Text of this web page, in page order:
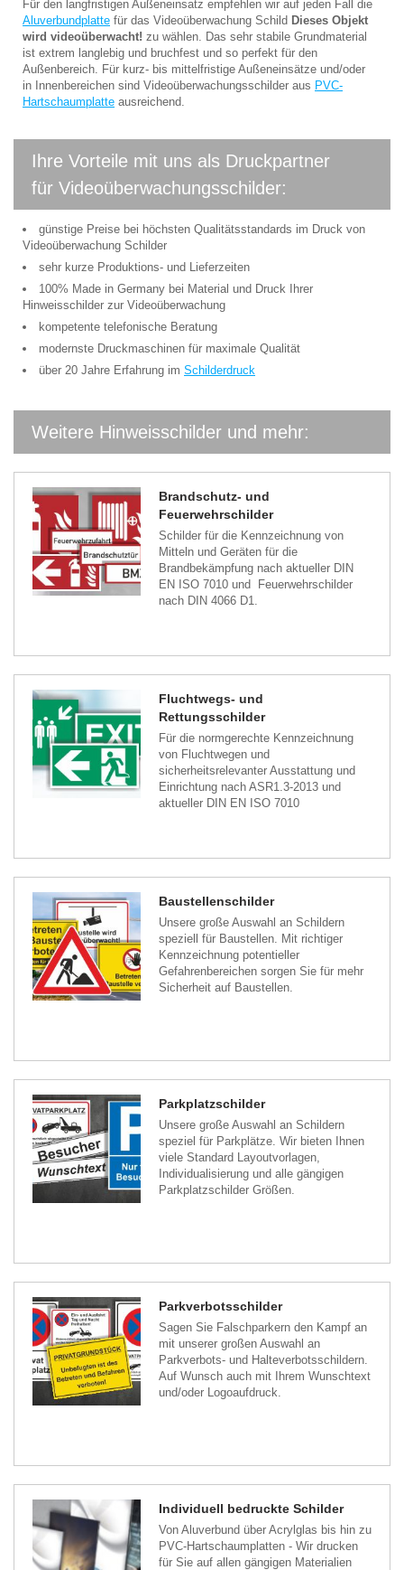
Für den langfristigen Außeneinsatz empfehlen wir auf jeden Fall die
Aluverbundplatte für das Videoüberwachung Schild Dieses Objekt
wird videoüberwacht! zu wählen. Das sehr stabile Grundmaterial
ist extrem langlebig und bruchfest und so perfekt für den
Außenbereich. Für kurz- bis mittelfristige Außeneinsätze und/oder
in Innenbereichen sind Videoüberwachungsschilder aus PVC-
Hartschaumplatte ausreichend.
Ihre Vorteile mit uns als Druckpartner
für Videoüberwachungsschilder:
günstige Preise bei höchsten Qualitätsstandards im Druck von
Videoüberwachung Schilder
sehr kurze Produktions- und Lieferzeiten
100% Made in Germany bei Material und Druck Ihrer
Hinweisschilder zur Videoüberwachung
kompetente telefonische Beratung
modernste Druckmaschinen für maximale Qualität
über 20 Jahre Erfahrung im Schilderdruck
Weitere Hinweisschilder und mehr:
Brandschutz- und
Feuerwehrschilder
Schilder für die Kennzeichnung von
Mitteln und Geräten für die
Brandbekämpfung nach aktueller DIN
EN ISO 7010 und Feuerwehrschilder
nach DIN 4066 D1.
Fluchtwegs- und
Rettungsschilder
Für die normgerechte Kennzeichnung
von Fluchtwegen und
sicherheitsrelevanter Ausstattung und
Einrichtung nach ASR1.3-2013 und
aktueller DIN EN ISO 7010
Baustellenschilder
Unsere große Auswahl an Schildern
speziell für Baustellen. Mit richtiger
Kennzeichnung potentieller
Gefahrenbereichen sorgen Sie für mehr
Sicherheit auf Baustellen.
Parkplatzschilder
Unsere große Auswahl an Schildern
speziel für Parkplätze. Wir bieten Ihnen
viele Standard Layoutvorlagen,
Individualisierung und alle gängigen
Parkplatzschilder Größen.
Parkverbotsschilder
Sagen Sie Falschparkern den Kampf an
mit unserer großen Auswahl an
Parkverbots- und Halteverbotsschildern.
Auf Wunsch auch mit Ihrem Wunschtext
und/oder Logoaufdruck.
Individuell bedruckte Schilder
Von Aluverbund über Acrylglas bis hin zu
PVC-Hartschaumplatten - Wir drucken
für Sie auf allen gängigen Materialien